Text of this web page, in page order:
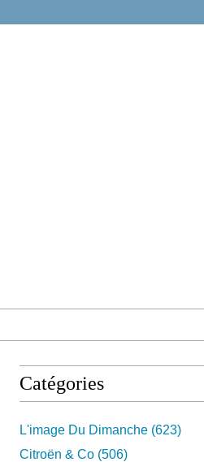
Catégories
L'image Du Dimanche (623)
Citroën & Co (506)